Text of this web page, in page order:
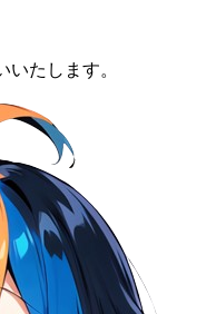
たします。